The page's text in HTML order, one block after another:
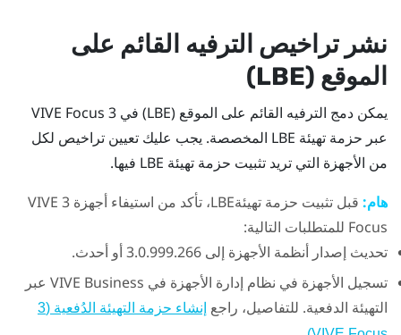
نشر تراخيص الترفيه القائم على
الموقع (LBE)
يمكن دمج الترفيه القائم على الموقع (LBE) في 3
VIVE Focus
عبر حزمة تهيئة LBE المخصصة. يجب عليك تعيين تراخيص لكل
من الأجهزة التي تريد تثبيت حزمة تهيئة LBE فيها.
هام: قبل تثبيت حزمة تهيئةLBE، تأكد من استيفاء أجهزة 3
VIVE
Focus للمتطلبات التالية:
تحديث إصدار أنظمة الأجهزة إلى 3.0.999.266 أو أحدث.
تسجيل الأجهزة في نظام إدارة الأجهزة في VIVE Business
عبر
التهيئة الدفعية. للتفاصيل، راجع
إنشاء حزمة التهيئة الدُفعية (3